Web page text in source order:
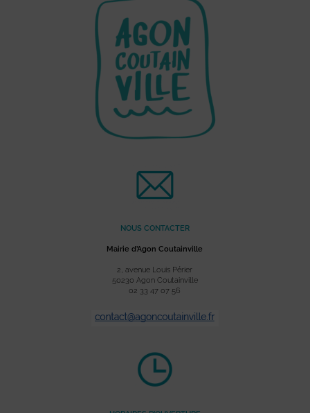
NOUS CONTACTER
Mairie d’Agon Coutainville
2, avenue Louis Périer
50230 Agon Coutainville
02 33 47 07 56